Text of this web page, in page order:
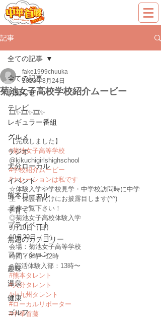
記事
全ての記事
お知らせ
テレビ
レギュラー番組
グルメ
ラジオ
大分ローカル
イベント
熊本ローカル
子育て
プライベート
無題のカテゴリー
ファッション
趣味
温泉
健康
ゴルフ
全ての記事
菊池女子高校学校紹介ムービー
fake1999chuuka
2023年8月24日
🎞️✨🎞️✨🎞️✨
【完成しました】
#菊池女子高等学校
@kikuchigirlshighschool
#学校紹介ムービー
#ナレーションは私です
☆体験入学や学校見学・中学校訪問時に中学
生・保護者向けにお披露目します(^^)
是非ご覧下さい！
◎菊池女子高校体験入学
9月10日（日）
10月29日（日）
会場：菊池女子高等学校
時間：9時〜12時
⚪︎部活体験入部：13時〜
#熊本タレント
#大分タレント
#中九州タレント
#ローカルリポーター
#中華首藤